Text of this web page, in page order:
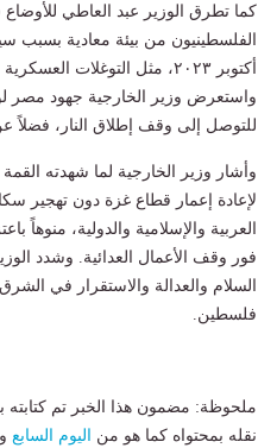
كما تطرق الوزير عبد العاطي
الفلسطينيون من بيئة معادية بسبب
أكتوبر ٢٠٢٣، مثل التوغلات
واستعرض وزير الخارجية جهود مصر
للتوصل إلى وقف إطلاق النار، فضلاً
لإعادة إعمار قطاع غزة دون تهجير
العربية والإسلامية والدولية،
فور وقف الأعمال العدائية. وشدد
السلام والعدالة والاستقرار في
فلسطين.
ملحوظة: مضمون هذا الخبر تم كتابته
نقله بمحتواه كما هو من
اليوم السابع